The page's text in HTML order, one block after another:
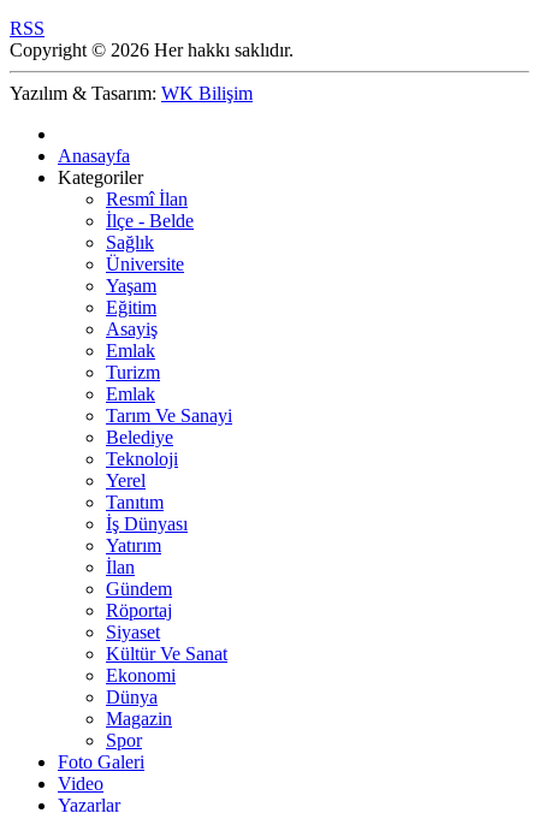
RSS
Copyright © 2026 Her hakkı saklıdır.
Yazılım & Tasarım: WK Bilişim
Anasayfa
Kategoriler
Resmî İlan
İlçe - Belde
Sağlık
Üniversite
Yaşam
Eğitim
Asayiş
Emlak
Turizm
Emlak
Tarım Ve Sanayi
Belediye
Teknoloji
Yerel
Tanıtım
İş Dünyası
Yatırım
İlan
Gündem
Röportaj
Siyaset
Kültür Ve Sanat
Ekonomi
Dünya
Magazin
Spor
Foto Galeri
Video
Yazarlar